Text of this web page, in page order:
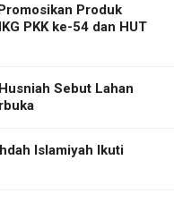
Produk
PKK ke-54 dan HUT
Sebut Lahan
Islamiyah Ikuti